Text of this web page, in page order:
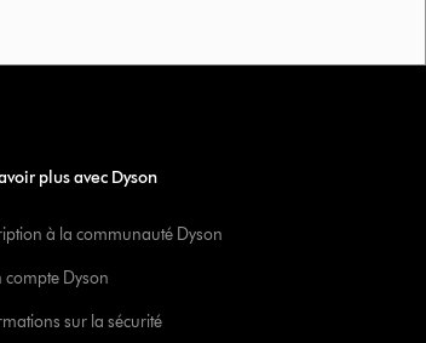
plus avec Dyson
à la communauté Dyson
compte Dyson
sur la sécurité